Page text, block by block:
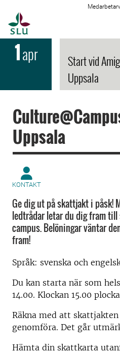
1apr
Start vid
Uppsala
Uppsala
KONTAKT
Ge dig ut på skattjakt i påsk!
ledtrådar letar du dig fram
campus. Belöningar väntar
fram!
Språk: svenska och
Du kan starta när som
14.00. Klockan 15.00
Räkna med att
genomföra. Det går
Hämta din skattkarta